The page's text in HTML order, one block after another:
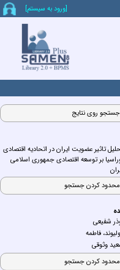
[ورود به سيستم]